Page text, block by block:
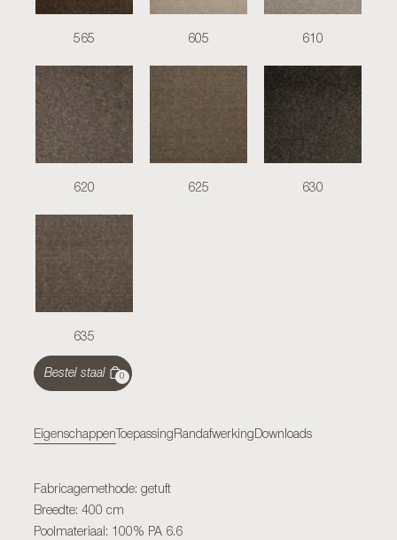
565 605 610
620 625 630
635
Bestel staal 0
Eigenschappen Toepassing Randafwerking Downloads
Fabricagemethode: getuft
Breedte: 400 cm
Poolmateriaal: 100% PA 6.6